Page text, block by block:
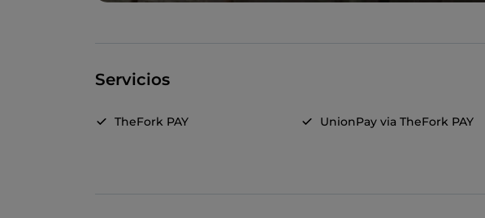
Servicios
TheFork PAY UnionPay via TheFork PAY